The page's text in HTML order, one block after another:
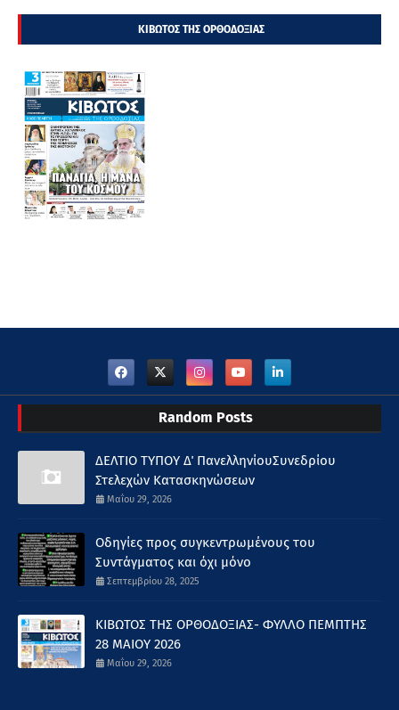
ΚΙΒΩΤΟΣ ΤΗΣ ΟΡΘΟΔΟΞΙΑΣ
Random Posts
ΔΕΛΤΙΟ ΤΥΠΟΥ Δ΄ ΠανελληνίουΣυνεδρίου
Στελεχών Κατασκηνώσεων
Μαΐου 29, 2026
Οδηγίες προς συγκεντρωμένους του
Συντάγματος και όχι μόνο
Σεπτεμβρίου 28, 2025
ΚΙΒΩΤΟΣ ΤΗΣ ΟΡΘΟΔΟΞΙΑΣ- ΦΥΛΛΟ ΠΕΜΠΤΗΣ
28 ΜΑΙΟΥ 2026
Μαΐου 29, 2026